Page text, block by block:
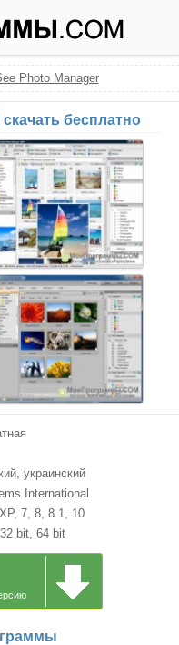
Photo Manager
бесплатно
украинский
International
7, 8, 8.1, 10
bit, 64 bit